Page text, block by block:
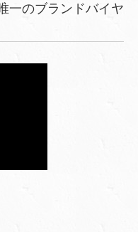
一のブランドバイヤ